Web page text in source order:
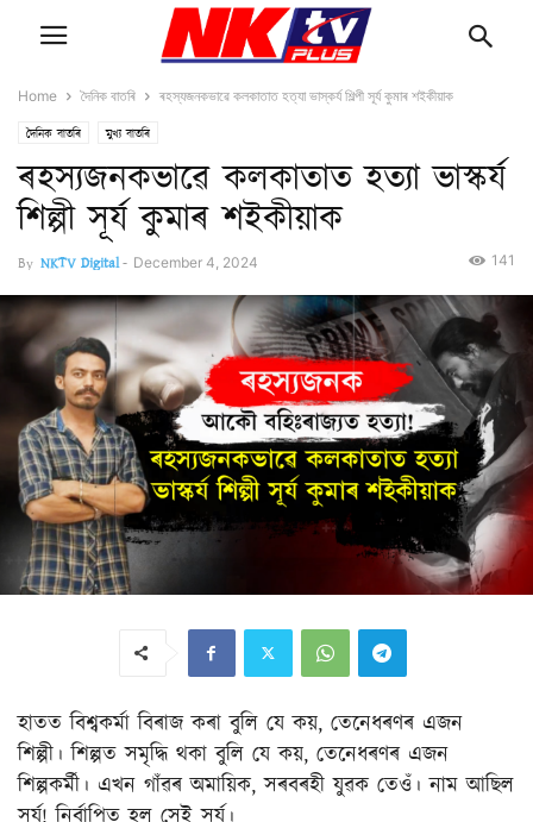
Home দৈনিক বাতৰি ৰহস্যজনকভাৱে কলকাতাত হত্যা ভাস্কৰ্য শিল্পী সূৰ্য কুমাৰ শইকীয়াক
দৈনিক বাতৰি মুখ্য বাতৰি
ৰহস্যজনকভাৱে কলকাতাত হত্যা ভাস্কৰ্য
শিল্পী সূৰ্য কুমাৰ শইকীয়াক
By NKTV Digital- December 4, 2024 141
হাতত বিশ্বকৰ্মা বিৰাজ কৰা বুলি যে কয়, তেনেধৰণৰ এজন
শিল্পী। শিল্পত সমৃদ্ধি থকা বুলি যে কয়, তেনেধৰণৰ এজন
শিল্পকৰ্মী। এখন গাঁৱৰ অমায়িক, সৰবৰহী যুৱক তেওঁ। নাম আছিল